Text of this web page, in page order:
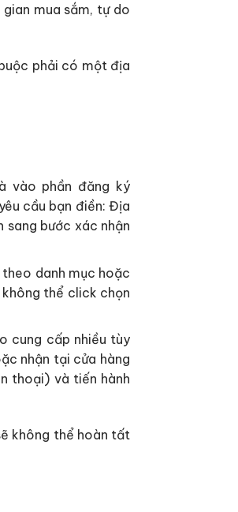
mua sắm, tự do
phải có một địa
vào phần đăng ký
cầu bạn điền: Địa
sang bước xác nhận
danh mục hoặc
thể click chọn
cung cấp nhiều tùy
nhận tại cửa hàng
thoại) và tiến hành
không thể hoàn tất